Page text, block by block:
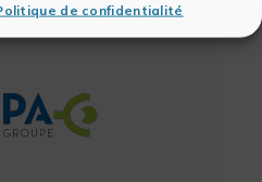
de confidentialité